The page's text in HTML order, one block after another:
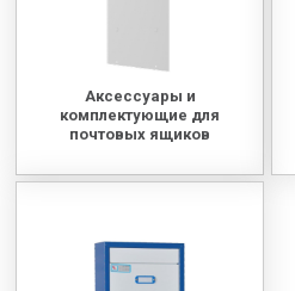
МЕДИЦИНСКАЯ МЕБЕЛЬ
Аксессуары и
комплектующие для
почтовых ящиков